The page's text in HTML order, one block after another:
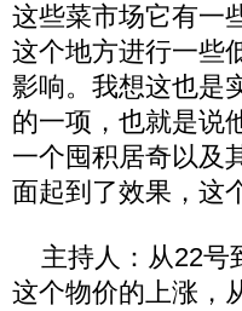
这些菜市场它有一
这个地方进行一些
影响。我想这也是
的一项，也就是说
一个囤积居奇以及
面起到了效果，这
主持人：从22号
这个物价的上涨，